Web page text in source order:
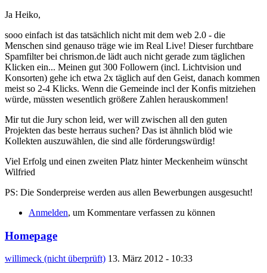
Ja Heiko,
sooo einfach ist das tatsächlich nicht mit dem web 2.0 - die
Menschen sind genauso träge wie im Real Live! Dieser furchtbare
Spamfilter bei chrismon.de lädt auch nicht gerade zum täglichen
Klicken ein... Meinen gut 300 Followern (incl. Lichtvision und
Konsorten) gehe ich etwa 2x täglich auf den Geist, danach kommen
meist so 2-4 Klicks. Wenn die Gemeinde incl der Konfis mitziehen
würde, müssten wesentlich größere Zahlen herauskommen!
Mir tut die Jury schon leid, wer will zwischen all den guten
Projekten das beste herraus suchen? Das ist ähnlich blöd wie
Kollekten auszuwählen, die sind alle förderungswürdig!
Viel Erfolg und einen zweiten Platz hinter Meckenheim wünscht
Wilfried
PS: Die Sonderpreise werden aus allen Bewerbungen ausgesucht!
Anmelden, um Kommentare verfassen zu können
Homepage
willimeck (nicht überprüft) 13. März 2012 - 10:33